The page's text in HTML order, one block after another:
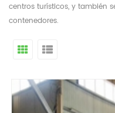
centros turísticos, y también
contenedores.